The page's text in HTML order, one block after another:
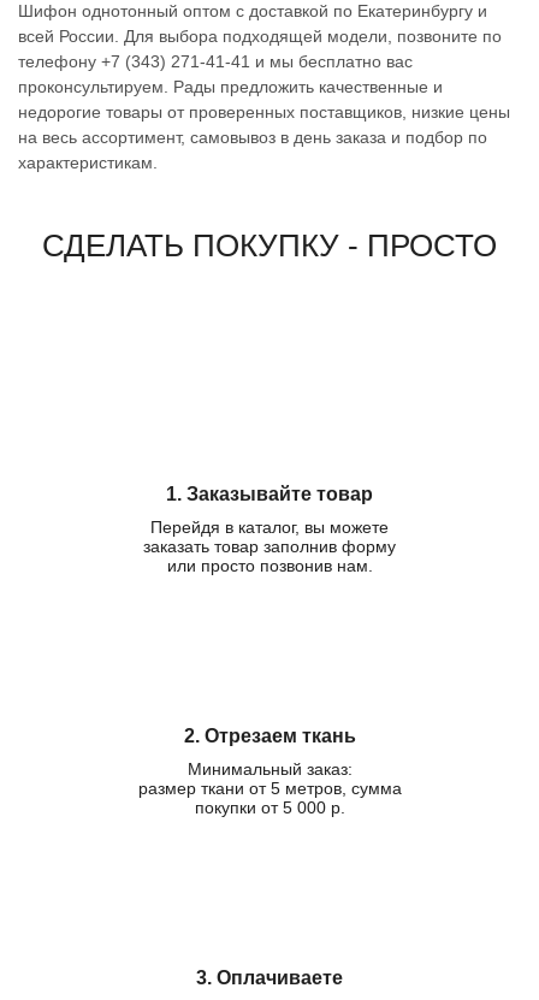
Шифон однотонный оптом с доставкой по Екатеринбургу и
всей России. Для выбора подходящей модели, позвоните по
телефону +7 (343) 271-41-41 и мы бесплатно вас
проконсультируем. Рады предложить качественные и
недорогие товары от проверенных поставщиков, низкие цены
на весь ассортимент, самовывоз в день заказа и подбор по
характеристикам.
СДЕЛАТЬ ПОКУПКУ - ПРОСТО
1. Заказывайте товар
Перейдя в каталог, вы можете
заказать товар заполнив форму
или просто позвонив нам.
2. Отрезаем ткань
Минимальный заказ:
размер ткани от 5 метров, сумма
покупки от 5 000 р.
3. Оплачиваете